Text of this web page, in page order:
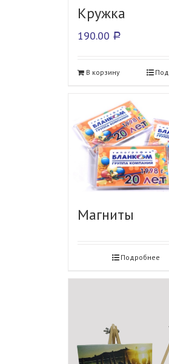
Кружка
190.00 Р
В корзину
Магниты
Подробнее